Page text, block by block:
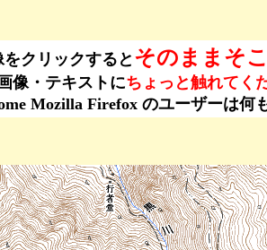
をクリックすると そのままそ
像・テキストにちょっと触れてく
Mozilla Firefox のユーザーは何